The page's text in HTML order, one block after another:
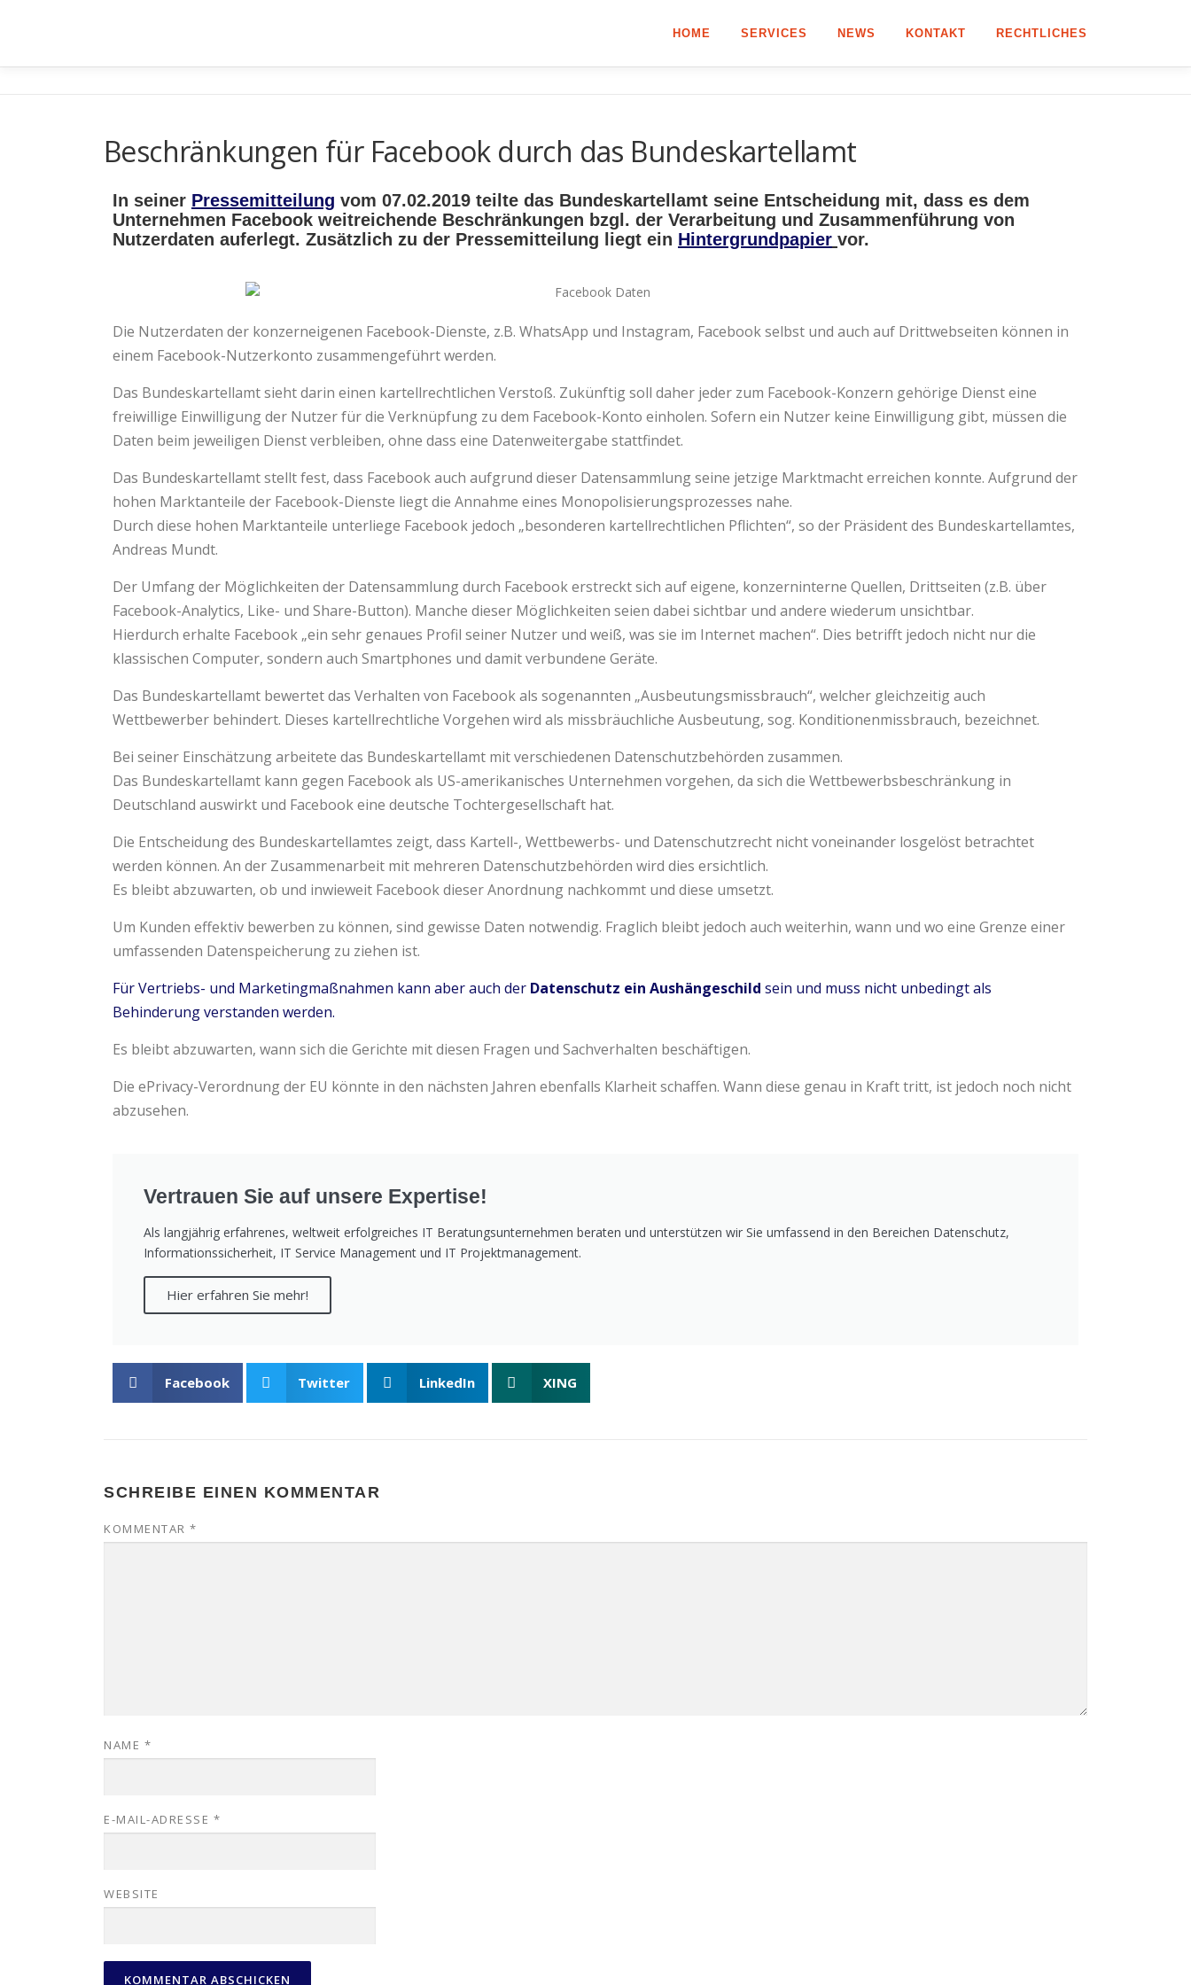
HOME SERVICES NEWS KONTAKT RECHTLICHES
Beschränkungen für Facebook durch das Bundeskartellamt
In seiner Pressemitteilung vom 07.02.2019 teilte das Bundeskartellamt seine Entscheidung mit, dass es dem
Unternehmen Facebook weitreichende Beschränkungen bzgl. der Verarbeitung und Zusammenführung von
Nutzerdaten auferlegt. Zusätzlich zu der Pressemitteilung liegt ein Hintergrundpapier vor.
Die Nutzerdaten der konzerneigenen Facebook-Dienste, z.B. WhatsApp und Instagram, Facebook selbst und auch auf Drittwebseiten können in
einem Facebook-Nutzerkonto zusammengeführt werden.
Das Bundeskartellamt sieht darin einen kartellrechtlichen Verstoß. Zukünftig soll daher jeder zum Facebook-Konzern gehörige Dienst eine
freiwillige Einwilligung der Nutzer für die Verknüpfung zu dem Facebook-Konto einholen. Sofern ein Nutzer keine Einwilligung gibt, müssen die
Daten beim jeweiligen Dienst verbleiben, ohne dass eine Datenweitergabe stattfindet.
Das Bundeskartellamt stellt fest, dass Facebook auch aufgrund dieser Datensammlung seine jetzige Marktmacht erreichen konnte. Aufgrund der
hohen Marktanteile der Facebook-Dienste liegt die Annahme eines Monopolisierungsprozesses nahe.
Durch diese hohen Marktanteile unterliege Facebook jedoch „besonderen kartellrechtlichen Pflichten“, so der Präsident des Bundeskartellamtes,
Andreas Mundt.
Der Umfang der Möglichkeiten der Datensammlung durch Facebook erstreckt sich auf eigene, konzerninterne Quellen, Drittseiten (z.B. über
Facebook-Analytics, Like- und Share-Button). Manche dieser Möglichkeiten seien dabei sichtbar und andere wiederum unsichtbar.
Hierdurch erhalte Facebook „ein sehr genaues Profil seiner Nutzer und weiß, was sie im Internet machen“. Dies betrifft jedoch nicht nur die
klassischen Computer, sondern auch Smartphones und damit verbundene Geräte.
Das Bundeskartellamt bewertet das Verhalten von Facebook als sogenannten „Ausbeutungsmissbrauch“, welcher gleichzeitig auch
Wettbewerber behindert. Dieses kartellrechtliche Vorgehen wird als missbräuchliche Ausbeutung, sog. Konditionenmissbrauch, bezeichnet.
Bei seiner Einschätzung arbeitete das Bundeskartellamt mit verschiedenen Datenschutzbehörden zusammen.
Das Bundeskartellamt kann gegen Facebook als US-amerikanisches Unternehmen vorgehen, da sich die Wettbewerbsbeschränkung in
Deutschland auswirkt und Facebook eine deutsche Tochtergesellschaft hat.
Die Entscheidung des Bundeskartellamtes zeigt, dass Kartell-, Wettbewerbs- und Datenschutzrecht nicht voneinander losgelöst betrachtet
werden können. An der Zusammenarbeit mit mehreren Datenschutzbehörden wird dies ersichtlich.
Es bleibt abzuwarten, ob und inwieweit Facebook dieser Anordnung nachkommt und diese umsetzt.
Um Kunden effektiv bewerben zu können, sind gewisse Daten notwendig. Fraglich bleibt jedoch auch weiterhin, wann und wo eine Grenze einer
umfassenden Datenspeicherung zu ziehen ist.
Für Vertriebs- und Marketingmaßnahmen kann aber auch der Datenschutz ein Aushängeschild sein und muss nicht unbedingt als
Behinderung verstanden werden.
Es bleibt abzuwarten, wann sich die Gerichte mit diesen Fragen und Sachverhalten beschäftigen.
Die ePrivacy-Verordnung der EU könnte in den nächsten Jahren ebenfalls Klarheit schaffen. Wann diese genau in Kraft tritt, ist jedoch noch nicht
abzusehen.
Vertrauen Sie auf unsere Expertise!
Als langjährig erfahrenes, weltweit erfolgreiches IT Beratungsunternehmen beraten und unterstützen wir Sie umfassend in den Bereichen Datenschutz,
Informationssicherheit, IT Service Management und IT Projektmanagement.
Hier erfahren Sie mehr!
Facebook Twitter LinkedIn XING
SCHREIBE EINEN KOMMENTAR
KOMMENTAR *
NAME *
E-MAIL-ADRESSE *
WEBSITE